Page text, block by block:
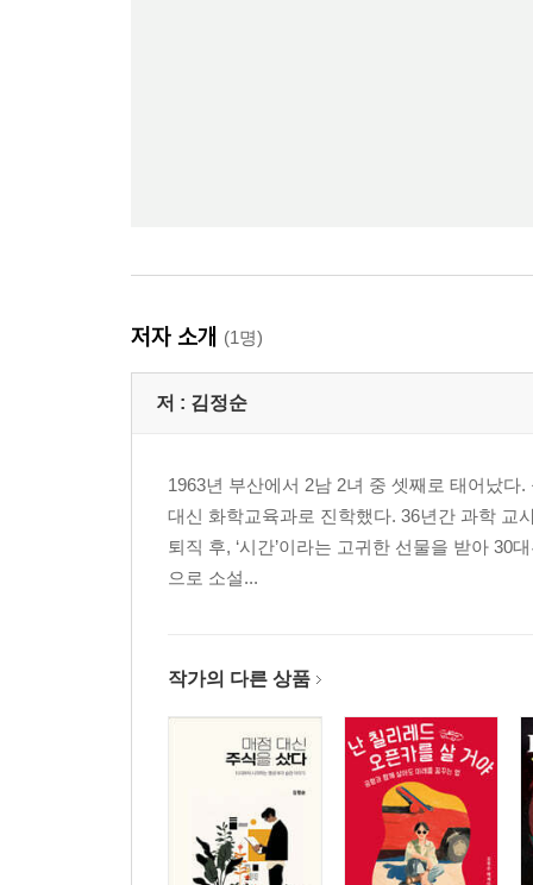
저자 소개 (1명)
저 : 김정순
1963년 부산에서 2남 2녀 중 셋째로 태어났
대신 화학교육과로 진학했다. 36년간 과학 교
퇴직 후, ‘시간’이라는 고귀한 선물을 받아
으로 소설...
작가의 다른 상품